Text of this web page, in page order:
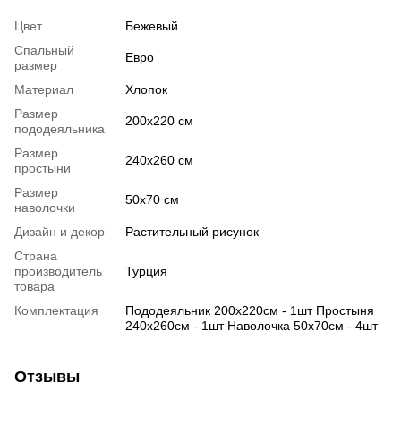
Цвет
Бежевый
Спальный
размер
Евро
Материал
Хлопок
Размер
пододеяльника
200х220 см
Размер
простыни
240х260 см
Размер
наволочки
50х70 см
Дизайн и декор
Растительный рисунок
Страна
производитель
товара
Турция
Комплектация
Пододеяльник 200х220см - 1шт Простыня
240х260см - 1шт Наволочка 50х70см - 4шт
Отзывы